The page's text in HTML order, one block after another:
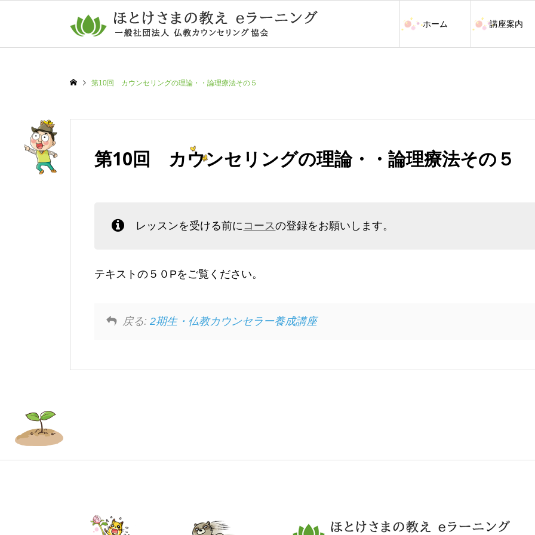
ホーム 講座案内
第10回 カウンセリングの理論・・論理療法その５
第10回 カウンセリングの理論・・論理療法その５
レッスンを受ける前に コースの登録をお願いします。
テキストの５０Pをご覧ください。
戻る:2期生・仏教カウンセラー養成講座